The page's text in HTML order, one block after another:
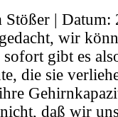
| Datum:
wir
gibt es
die sie
daß wir